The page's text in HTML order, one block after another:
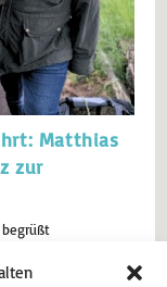
Matthias
zur
begrüßt